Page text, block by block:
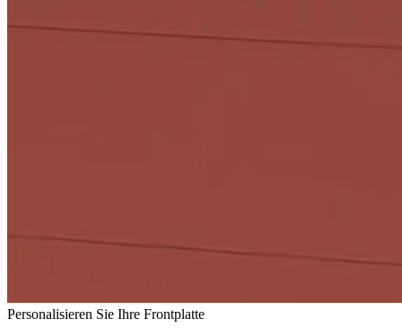
Personalisieren Sie Ihre Frontplatte